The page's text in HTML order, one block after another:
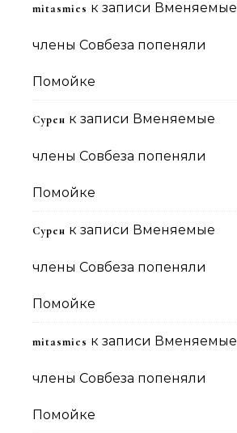
mitasmies к записи Вменяемые
члены Совбеза попеняли
Помойке
Сурен к записи Вменяемые
члены Совбеза попеняли
Помойке
Сурен к записи Вменяемые
члены Совбеза попеняли
Помойке
mitasmies к записи Вменяемые
члены Совбеза попеняли
Помойке